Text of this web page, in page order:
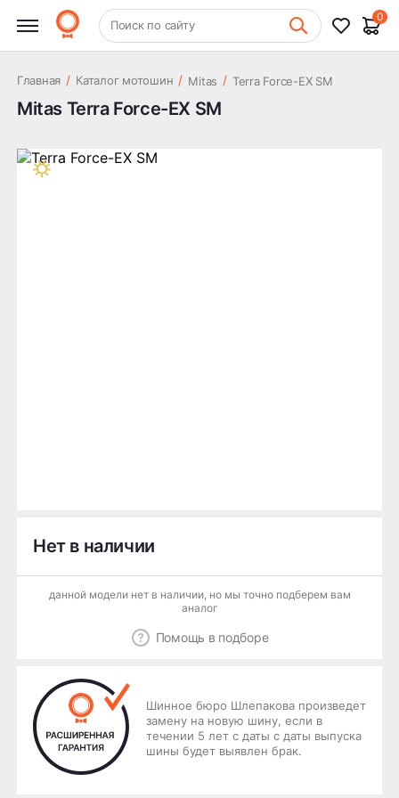
+7 (831) 261-35-35 Шиномонтаж
Поиск по сайту
0
Главная / Каталог мотошин / Mitas / Terra Force-EX SM
Mitas Terra Force-EX SM
Нет в наличии
данной модели нет в наличии, но мы точно подберем вам
аналог
Помощь в подборе
Шинное бюро Шлепакова произведет
замену на новую шину, если в
течении 5 лет с даты с даты выпуска
шины будет выявлен брак.